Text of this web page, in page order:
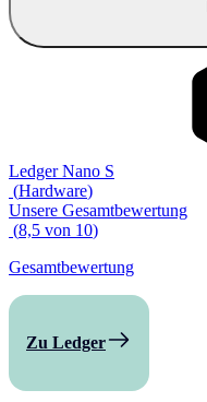
Ledger Nano S
(Hardware)
Unsere Gesamtbewertung
(8,5 von 10)
Gesamtbewertung
Zu Ledger